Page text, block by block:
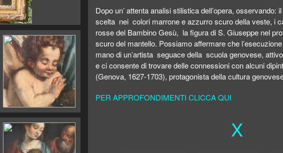
Dopo un’ attenta analisi stilistica dell’opera, osservando:
scelta nei colori marrone e azzurro scuro della veste, i
rosse del Bambino Gesù, la figura di S. Giuseppe nel
scuro del mantello. Possiamo affermare che
mano di un’artista seguace della scuola genovese,
e ci consente di trovare delle connessioni con alcuni
(Genova, 1627-1703), protagonista della cultura
PER APPROFONDIMENTI CLICCA QUI
X